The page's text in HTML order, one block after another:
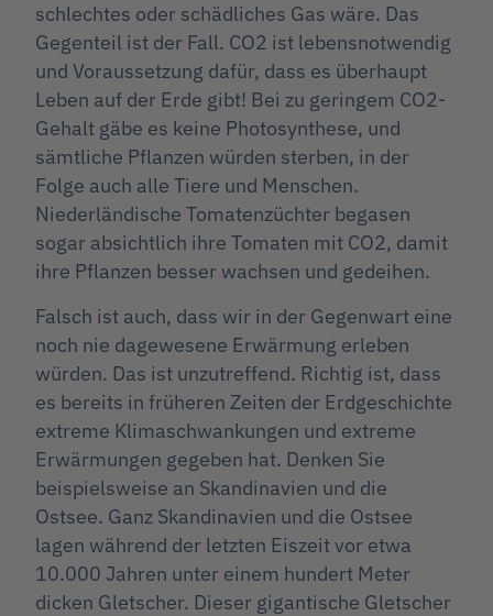
schlechtes oder schädliches Gas wäre. Das
Gegenteil ist der Fall. CO2 ist lebensnotwendig
und Voraussetzung dafür, dass es überhaupt
Leben auf der Erde gibt! Bei zu geringem CO2-
Gehalt gäbe es keine Photosynthese, und
sämtliche Pflanzen würden sterben, in der
Folge auch alle Tiere und Menschen.
Niederländische Tomatenzüchter begasen
sogar absichtlich ihre Tomaten mit CO2, damit
ihre Pflanzen besser wachsen und gedeihen.
Falsch ist auch, dass wir in der Gegenwart eine
noch nie dagewesene Erwärmung erleben
würden. Das ist unzutreffend. Richtig ist, dass
es bereits in früheren Zeiten der Erdgeschichte
extreme Klimaschwankungen und extreme
Erwärmungen gegeben hat. Denken Sie
beispielsweise an Skandinavien und die
Ostsee. Ganz Skandinavien und die Ostsee
lagen während der letzten Eiszeit vor etwa
10.000 Jahren unter einem hundert Meter
dicken Gletscher. Dieser gigantische Gletscher